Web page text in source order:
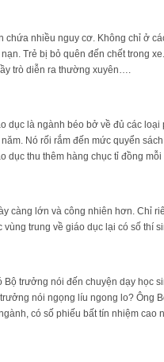
nhiều nguy cơ. Không chỉ ở
Trẻ bị bỏ quên đến chết trong
trò diễn ra thường xuyên….
dục là ngành béo bở về đủ các
Nó rối rắm đến mức quyển
thu thêm hàng chục tỉ đồng mỗi
càng lớn và công nhiên hơn. Chỉ
trung về giáo dục lại có số thí
trưởng nói đến chuyện dạy học
nói ngọng líu ngong lo? Ông
có số phiếu bất tín nhiệm cao